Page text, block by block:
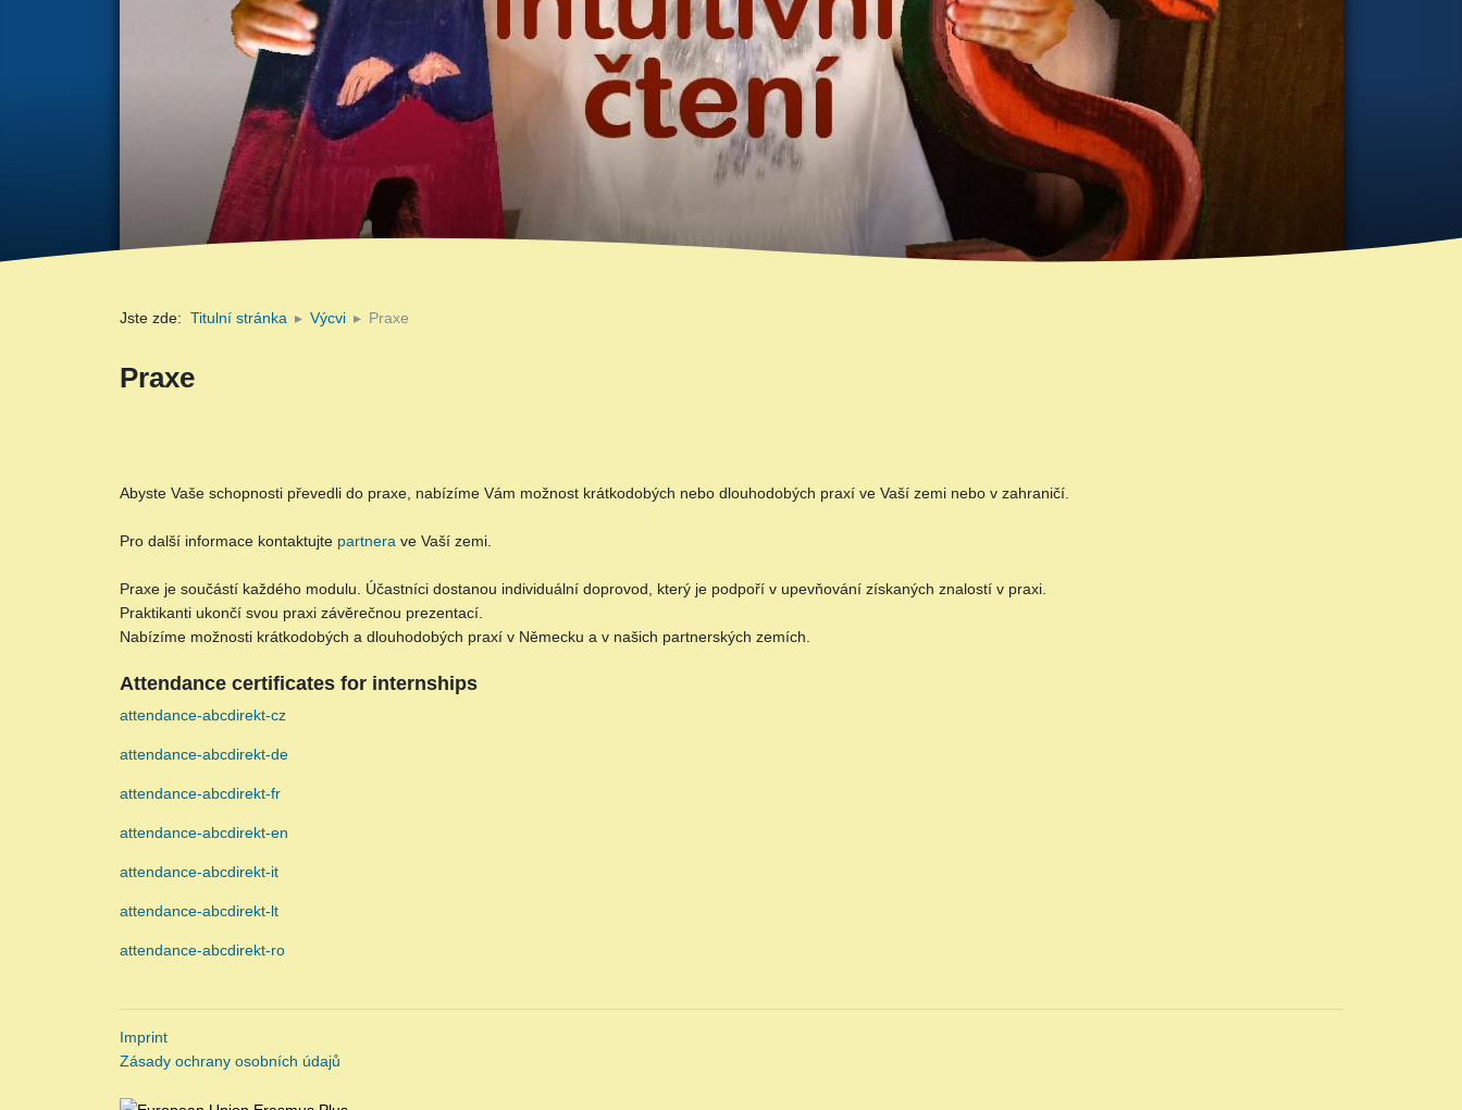
Jste zde: Titulní stránka Výcvi Praxe
Praxe
Abyste Vaše schopnosti převedli do praxe, nabízíme Vám možnost krátkodobých nebo dlouhodobých praxí ve Vaší zemi nebo v zahraničí.
Pro další informace kontaktujte partnera ve Vaší zemi.
Praxe je součástí každého modulu. Účastníci dostanou individuální doprovod, který je podpoří v upevňování získaných znalostí v praxi.
Praktikanti ukončí svou praxi závěrečnou prezentací.
Nabízíme možnosti krátkodobých a dlouhodobých praxí v Německu a v našich partnerských zemích.
Attendance certificates for internships
attendance-abcdirekt-cz
attendance-abcdirekt-de
attendance-abcdirekt-fr
attendance-abcdirekt-en
attendance-abcdirekt-it
attendance-abcdirekt-lt
attendance-abcdirekt-ro
Imprint
Zásady ochrany osobních údajů